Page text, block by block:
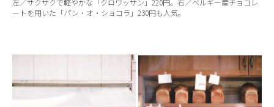
左／サクサクで軽やかな「クロワッサン」220円。右／ベルギー産チョコレ
ートを用いた「パン・オ・ショコラ」230円も人気。